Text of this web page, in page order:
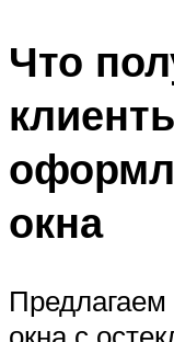
Что
окна